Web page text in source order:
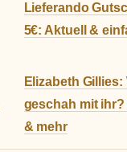
Lieferando
5€: Aktuell &
Elizabeth Gillies:
geschah mit ihr?
& mehr